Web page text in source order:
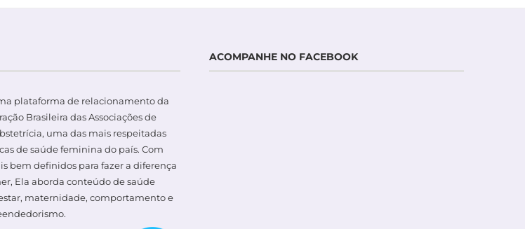
plataforma de relacionamento da
Brasileira das Associações de
uma das mais respeitadas
de saúde feminina do país. Com
bem definidos para fazer a diferença
Ela aborda conteúdo de saúde
maternidade, comportamento e
ACOMPANHE NO FACEBOOK